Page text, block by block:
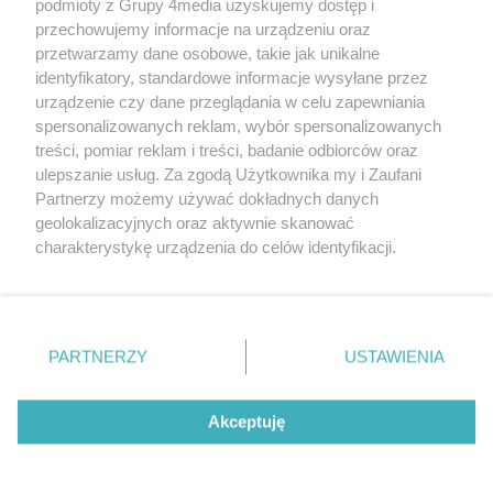
matę, koc lub duży ręcznik.21.06-
30.08.202610:00-11:00Wał
OkrężnyWstęp wolnyStudio Jogi
NAMATE
Reklama Kontakt
Informacja o Nadawcy
Szukaj
podmioty z Grupy 4media uzyskujemy dostęp i
przechowujemy informacje na urządzeniu oraz
przetwarzamy dane osobowe, takie jak unikalne
identyfikatory, standardowe informacje wysyłane przez
urządzenie czy dane przeglądania w celu zapewniania
spersonalizowanych reklam, wybór spersonalizowanych
treści, pomiar reklam i treści, badanie odbiorców oraz
ulepszanie usług. Za zgodą Użytkownika my i Zaufani
Partnerzy możemy używać dokładnych danych
geolokalizacyjnych oraz aktywnie skanować
charakterystykę urządzenia do celów identyfikacji.
zmienić/wycofać klikając przycisk ustawień prywatności
znajdujący się w lewym dolnym rogu strony
. Niektóre
użytkownika, ale masz prawo sprzeciwić się takiemu
przetwarzaniu. Preferencje będą miały zastosowania tylko
PARTNERZY USTAWIENIA
Akceptuję